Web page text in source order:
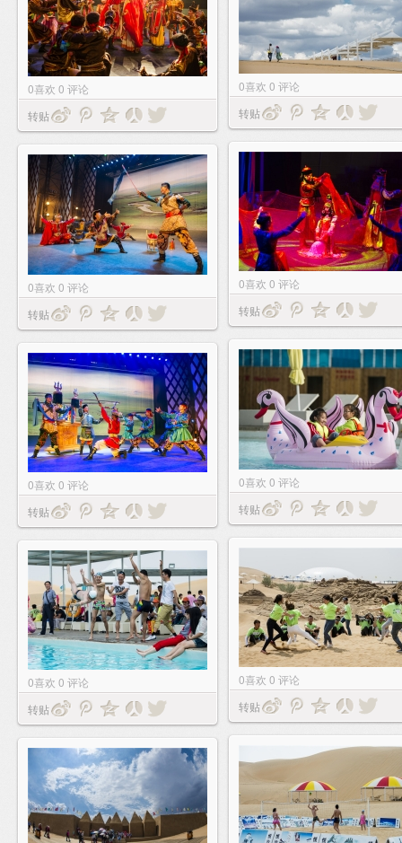
0喜欢 0 评论
转贴
0喜欢 0 评论
转贴
0喜欢 0 评论
转贴
0喜欢 0 评论
转贴
0喜欢 0 评论
转贴
0喜欢 0 评论
转贴
0喜欢 0 评论
转贴
0喜欢 0 评论
转贴